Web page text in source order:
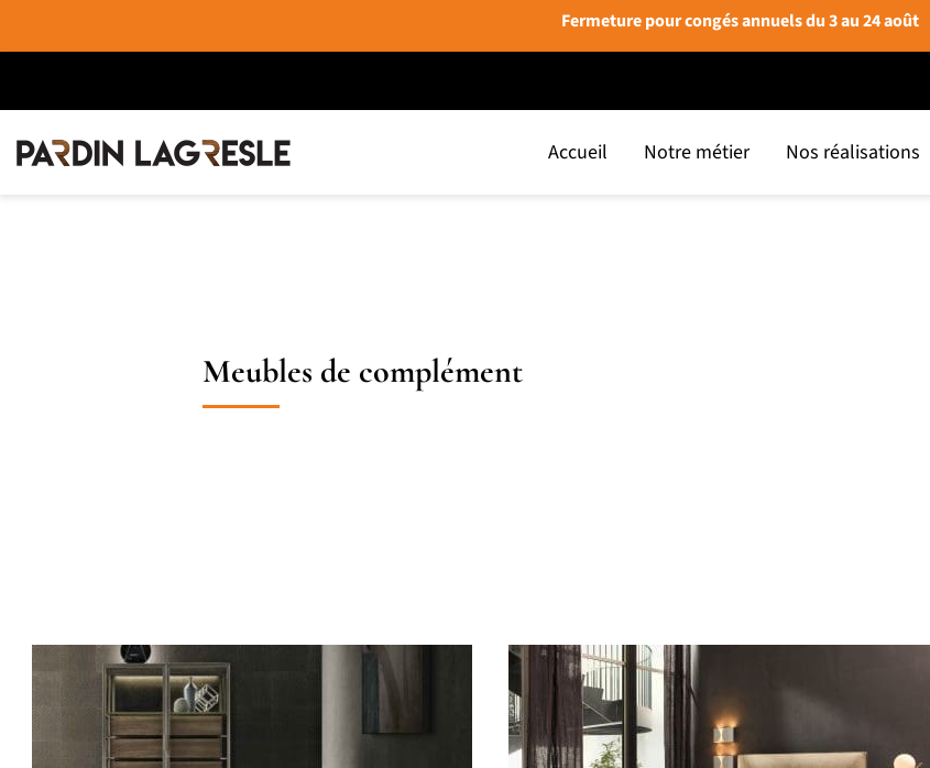
Fermeture pour congés annuels du 3 au 24 août
Accueil Notre métier Nos réalisations
Meubles de complément